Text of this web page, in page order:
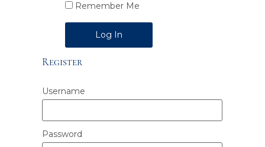
Remember Me
Alternative:
Register
Username
Password